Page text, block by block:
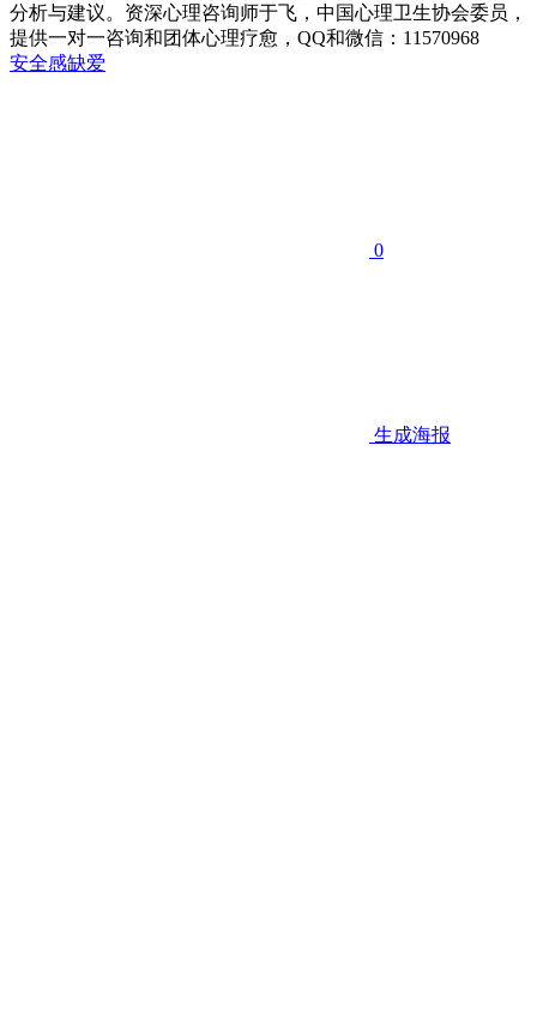
分析与建议。资深心理咨询师于飞，中国心理卫生协会委员，
提供一对一咨询和团体心理疗愈，QQ和微信：11570968
安全感缺爱
0
生成海报